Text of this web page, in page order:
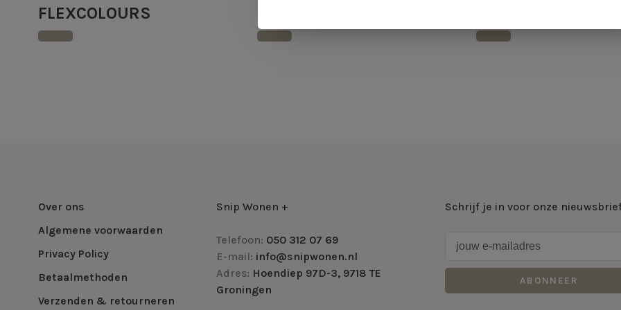
FLEXCOLOURS
Over ons
Algemene voorwaarden
Privacy Policy
Betaalmethoden
Verzenden & retourneren
Snip Wonen +
Telefoon: 050 312 07 69
E-mail: info@snipwonen.nl
Adres: Hoendiep 97D-3, 9718 TE
Groningen
Schrijf je in voor onze
ABONNEER